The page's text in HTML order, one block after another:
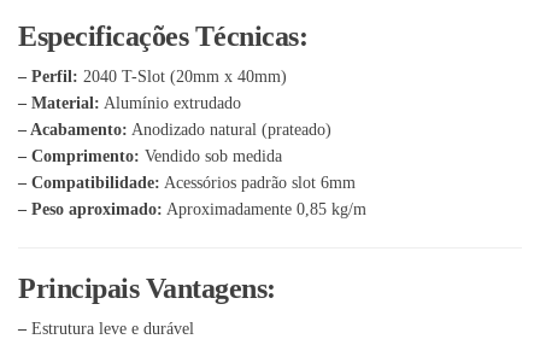
Especificações Técnicas:
– Perfil: 2040 T-Slot (20mm x 40mm)
– Material: Alumínio extrudado
– Acabamento: Anodizado natural (prateado)
– Comprimento: Vendido sob medida
– Compatibilidade: Acessórios padrão slot 6mm
– Peso aproximado: Aproximadamente 0,85 kg/m
Principais Vantagens:
– Estrutura leve e durável